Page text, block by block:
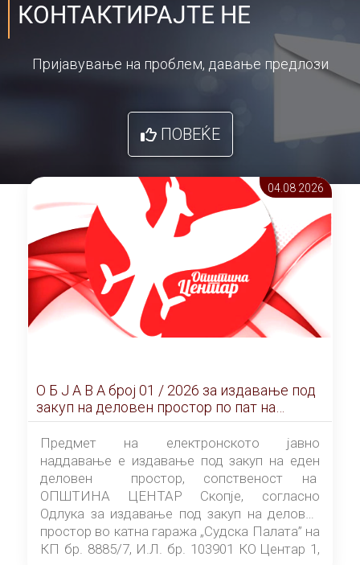
КОНТАКТИРАЈТЕ НЕ
Пријавување на проблем, давање предлози
ПОВЕЌЕ
04.08 2026
О Б Ј А В А брoj 01 / 2026 за издавање под
закуп на деловен простор по пат на
ЕЛЕКТРОНСКО ЈАВНО НАДДАВАЊЕ
Предмет на електронското јавно
наддавање е издавање под закуп на еден
деловен простор, сопственост на
ОПШТИНА ЦЕНТАР Скопје, согласно
Одлука за издавање под закуп на деловен
простор во катна гаража „Судска Палата” на
КП бр. 8885/7, И.Л. бр. 103901 КО Центар 1,